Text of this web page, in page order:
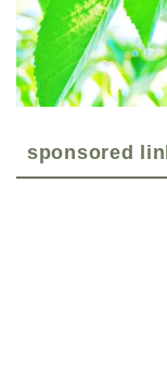
sponsored